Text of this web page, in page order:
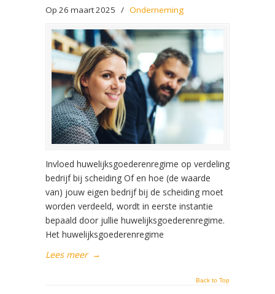
Op 26 maart 2025 / Onderneming
Invloed huwelijksgoederenregime op verdeling
bedrijf bij scheiding Of en hoe (de waarde
van) jouw eigen bedrijf bij de scheiding moet
worden verdeeld, wordt in eerste instantie
bepaald door jullie huwelijksgoederenregime.
Het huwelijksgoederenregime
Lees meer →
Back to Top